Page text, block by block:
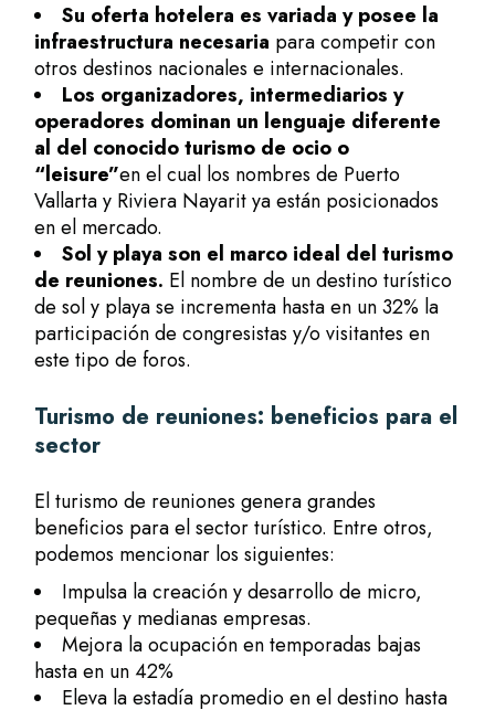
Su oferta hotelera es variada y posee la
infraestructura necesaria para competir con
otros destinos nacionales e internacionales.
Los organizadores, intermediarios y
operadores dominan un lenguaje diferente
al del conocidoturismo de ocio o
“leisure”en el cual los nombres de Puerto
Vallarta y Riviera Nayarit ya están posicionados
en el mercado.
Sol y playa son el marco ideal del turismo
de reuniones. El nombre de un destino turístico
de sol y playa se incrementa hasta en un 32% la
participación de congresistas y/o visitantes en
este tipo de foros.
Turismo de reuniones: beneficios para el
sector
El turismo de reuniones genera grandes
beneficios para el sector turístico. Entre otros,
podemos mencionar los siguientes:
Impulsa la creación y desarrollo de micro,
pequeñas y medianas empresas.
Mejora la ocupación en temporadas bajas
hasta en un 42%
Eleva la estadía promedio en el destino hasta